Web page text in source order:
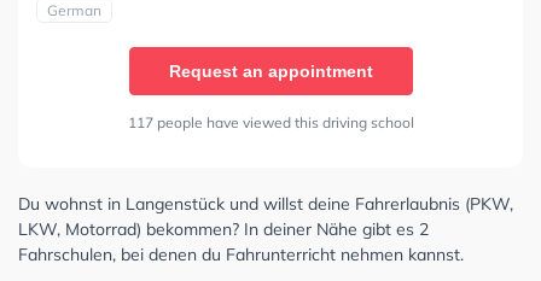
German
Request an appointment
117 people have viewed this driving school
Du wohnst in Langenstück und willst deine Fahrerlaubnis (PKW,
LKW, Motorrad) bekommen? In deiner Nähe gibt es 2
Fahrschulen, bei denen du Fahrunterricht nehmen kannst.